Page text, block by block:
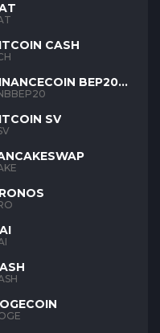
CASH
BEP20
SV